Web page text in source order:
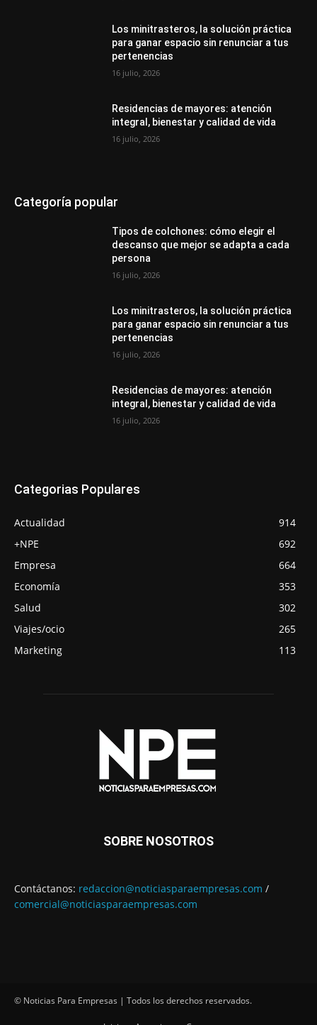
Los minitrasteros, la solución práctica
para ganar espacio sin renunciar a tus
pertenencias
16 julio, 2026
Residencias de mayores: atención
integral, bienestar y calidad de vida
16 julio, 2026
Categoría popular
Tipos de colchones: cómo elegir el
descanso que mejor se adapta a cada
persona
16 julio, 2026
Los minitrasteros, la solución práctica
para ganar espacio sin renunciar a tus
pertenencias
16 julio, 2026
Residencias de mayores: atención
integral, bienestar y calidad de vida
16 julio, 2026
Categorias Populares
Actualidad
914
+NPE
692
Empresa
664
Economía
353
Salud
302
Viajes/ocio
265
Marketing
113
SOBRE NOSOTROS
Contáctanos: redaccion@noticiasparaempresas.com /
comercial@noticiasparaempresas.com
© Noticias Para Empresas | Todos los derechos reservados.